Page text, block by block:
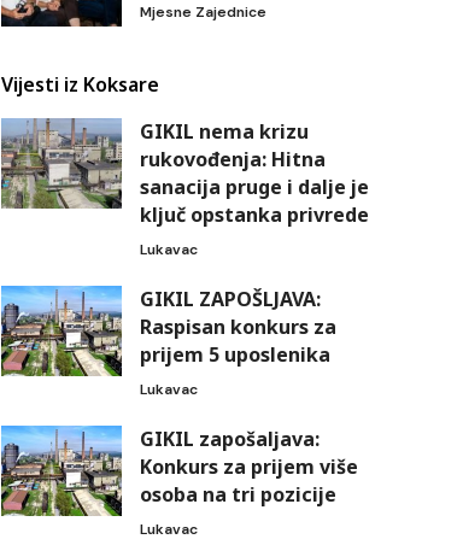
Mjesne Zajednice
Vijesti iz Koksare
GIKIL nema krizu
rukovođenja: Hitna
sanacija pruge i dalje je
ključ opstanka privrede
Lukavac
GIKIL ZAPOŠLJAVA:
Raspisan konkurs za
prijem 5 uposlenika
Lukavac
GIKIL zapošaljava:
Konkurs za prijem više
osoba na tri pozicije
Lukavac